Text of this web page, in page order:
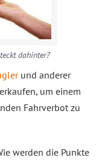
dahinter?
und anderer
um einem
Fahrverbot zu
werden die Punkte